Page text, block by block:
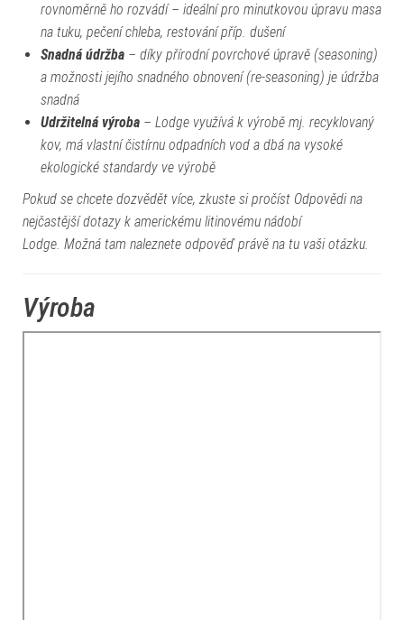
rovnoměrně ho rozvádí – ideální pro minutkovou úpravu masa
na tuku, pečení chleba, restování příp. dušení
Snadná údržba – díky přírodní povrchové úpravě (seasoning)
a možnosti jejího snadného obnovení (re-seasoning) je údržba
snadná
Udržitelná výroba – Lodge využívá k výrobě mj. recyklovaný
kov, má vlastní čistírnu odpadních vod a dbá na vysoké
ekologické standardy ve výrobě
Pokud se chcete dozvědět více, zkuste si pročíst Odpovědi na
nejčastější dotazy k americkému litinovému nádobí
Lodge. Možná tam naleznete odpověď právě na tu vaši otázku.
Výroba